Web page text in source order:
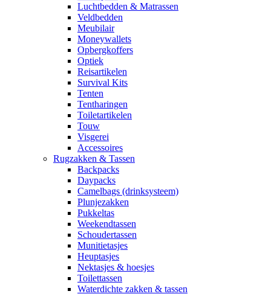
Luchtbedden & Matrassen
Veldbedden
Meubilair
Moneywallets
Opbergkoffers
Optiek
Reisartikelen
Survival Kits
Tenten
Tentharingen
Toiletartikelen
Touw
Visgerei
Accessoires
Rugzakken & Tassen
Backpacks
Daypacks
Camelbags (drinksysteem)
Plunjezakken
Pukkeltas
Weekendtassen
Schoudertassen
Munitietasjes
Heuptasjes
Nektasjes & hoesjes
Toilettassen
Waterdichte zakken & tassen